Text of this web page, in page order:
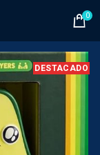
0
DESTACADO